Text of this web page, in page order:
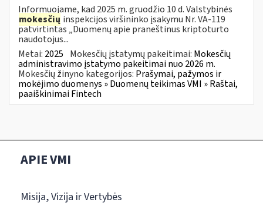
Informuojame, kad 2025 m. gruodžio 10 d. Valstybinės
mokesčių inspekcijos viršininko įsakymu Nr. VA-119
patvirtintas „Duomenų apie praneštinus kriptoturto
naudotojus...
Metai: 2025 Mokesčių įstatymų pakeitimai: Mokesčių
administravimo įstatymo pakeitimai nuo 2026 m.
Mokesčių žinyno kategorijos: Prašymai, pažymos ir
mokėjimo duomenys » Duomenų teikimas VMI » Raštai,
paaiškinimai Fintech
APIE VMI
Misija, Vizija ir Vertybės